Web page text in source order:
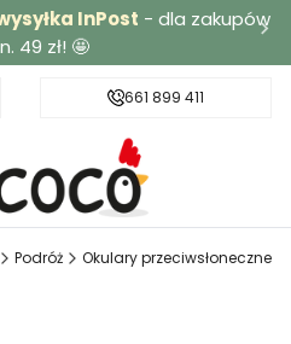
InPost - dla zakupów
49 zł! 🤩
Darmowa dostawa od 49 zł
661 899 411
Podróż Okulary przeciwsłoneczne